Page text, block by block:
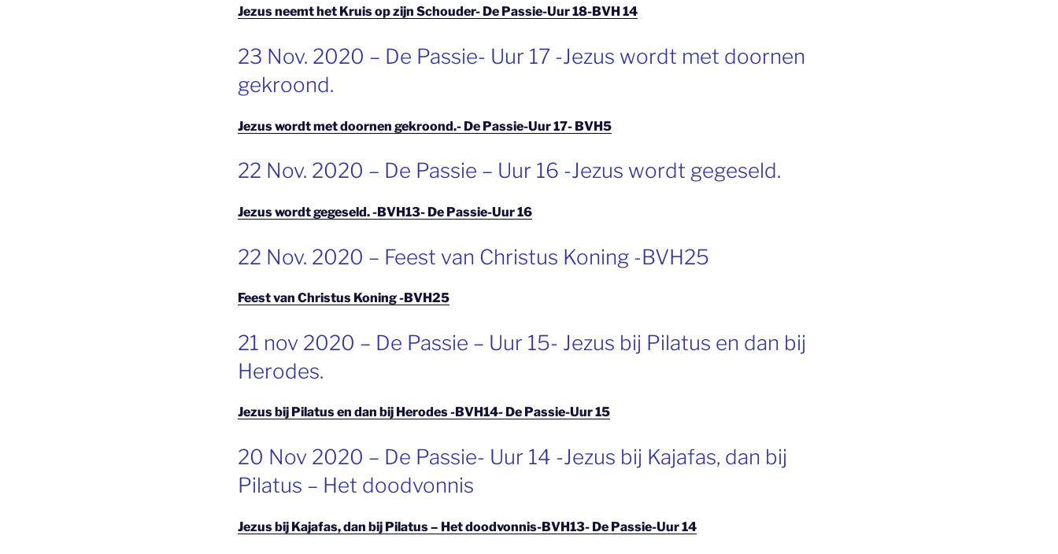
Jezus neemt het Kruis op zijn Schouder- De Passie-Uur 18-BVH 14
GEPLAATST
OP
23 Nov. 2020 – De Passie- Uur 17 -Jezus wordt met doornen
gekroond.
Jezus wordt met doornen gekroond.- De Passie-Uur 17- BVH5
GEPLAATST
OP
22 Nov. 2020 – De Passie – Uur 16 -Jezus wordt gegeseld.
Jezus wordt gegeseld. -BVH13- De Passie-Uur 16
OP
22 Nov. 2020 – Feest van Christus Koning -BVH25
Feest van Christus Koning -BVH25
GEPLAATST
OP
21 nov 2020 – De Passie – Uur 15- Jezus bij Pilatus en dan bij
Herodes.
Jezus bij Pilatus en dan bij Herodes -BVH14- De Passie-Uur 15
GEPLAATST
OP
20 Nov 2020 – De Passie- Uur 14 -Jezus bij Kajafas, dan bij
Pilatus – Het doodvonnis
Jezus bij Kajafas, dan bij Pilatus – Het doodvonnis-BVH13- De Passie-Uur 14